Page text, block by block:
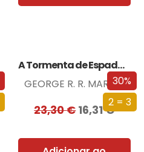
30%
2 = 3
A Tormenta de Espadas (Edição especial limitada)
GEORGE R. R. MARTIN
23,30€16,31€